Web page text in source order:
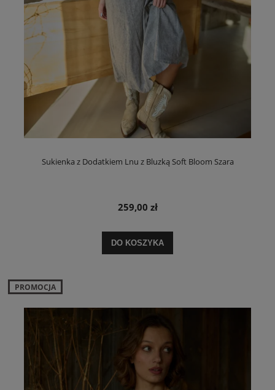
Sukienka z Dodatkiem Lnu z Bluzką Soft Bloom Szara
259,00 zł
DO KOSZYKA
PROMOCJA